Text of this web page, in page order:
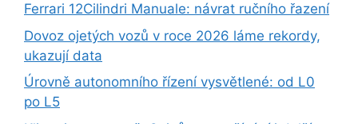
Ferrari 12Cilindri Manuale: návrat ručního řazení
Dovoz ojetých vozů v roce 2026 láme rekordy,
ukazují data
Úrovně autonomního řízení vysvětlené: od L0
po L5